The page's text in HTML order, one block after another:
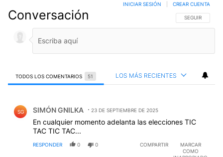
Conversación SIGA ESTA
SEGUIR
INICIAR SESIÓN CREAR CUENTA
TODOS LOS COMENTARIOS 51 LOS MÁS RECIENTES
SG SIMÓN GNILKA 23 DE SEPTIEMBRE DE 2025
En cualquier momento adelanta las elecciones TIC
TAC TIC TAC...
RESPONDER 0 0 COMPARTIR
MARCAR
COMO